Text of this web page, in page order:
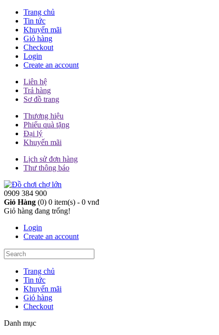
Trang chủ
Tin tức
Khuyến mãi
Giỏ hàng
Checkout
Login
Create an account
Liên hệ
Trả hàng
Sơ đồ trang
Thương hiệu
Phiếu quà tặng
Đại lý
Khuyến mãi
Lịch sử đơn hàng
Thư thông báo
0909 384 900
Giỏ Hàng (0) 0 item(s) - 0 vnđ
Giỏ hàng đang trống!
Login
Create an account
Trang chủ
Tin tức
Khuyến mãi
Giỏ hàng
Checkout
Danh mục